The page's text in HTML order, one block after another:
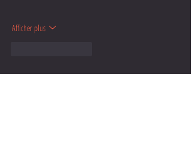
Afficher plus